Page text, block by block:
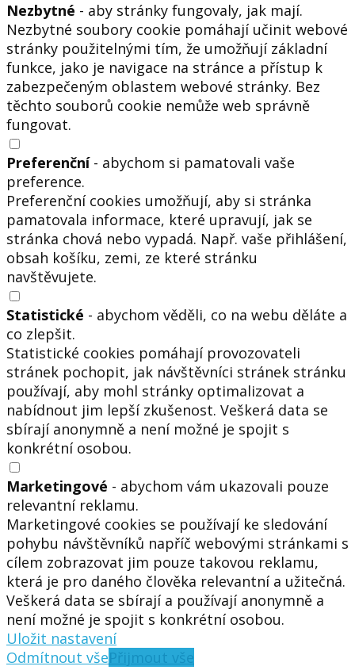
Nezbytné - aby stránky fungovaly, jak mají.
Nezbytné soubory cookie pomáhají učinit webové
stránky použitelnými tím, že umožňují základní
funkce, jako je navigace na stránce a přístup k
zabezpečeným oblastem webové stránky. Bez
těchto souborů cookie nemůže web správně
fungovat.
Preferenční- abychom si pamatovali vaše
preference.
Preferenční cookies umožňují, aby si stránka
pamatovala informace, které upravují, jak se
stránka chová nebo vypadá. Např. vaše přihlášení,
obsah košíku, zemi, ze které stránku
navštěvujete.
Statistické - abychom věděli, co na webu děláte a
co zlepšit.
Statistické cookies pomáhají provozovateli
stránek pochopit, jak návštěvníci stránek stránku
používají, aby mohl stránky optimalizovat a
nabídnout jim lepší zkušenost. Veškerá data se
sbírají anonymně a není možné je spojit s
konkrétní osobou.
Marketingové - abychom vám ukazovali pouze
relevantní reklamu.
Marketingové cookies se používají ke sledování
pohybu návštěvníků napříč webovými stránkami s
cílem zobrazovat jim pouze takovou reklamu,
která je pro daného člověka relevantní a užitečná.
Veškerá data se sbírají a používají anonymně a
není možné je spojit s konkrétní osobou.
Uložit nastavení
Odmítnout všePřijmout vše